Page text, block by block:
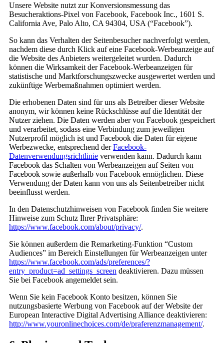
Unsere Website nutzt zur Konversionsmessung das
Besucheraktions-Pixel von Facebook, Facebook Inc., 1601 S.
California Ave, Palo Alto, CA 94304, USA (“Facebook”).
So kann das Verhalten der Seitenbesucher nachverfolgt werden,
nachdem diese durch Klick auf eine Facebook-Werbeanzeige auf
die Website des Anbieters weitergeleitet wurden. Dadurch
können die Wirksamkeit der Facebook-Werbeanzeigen für
statistische und Marktforschungszwecke ausgewertet werden und
zukünftige Werbemaßnahmen optimiert werden.
Die erhobenen Daten sind für uns als Betreiber dieser Website
anonym, wir können keine Rückschlüsse auf die Identität der
Nutzer ziehen. Die Daten werden aber von Facebook gespeichert
und verarbeitet, sodass eine Verbindung zum jeweiligen
Nutzerprofil möglich ist und Facebook die Daten für eigene
Werbezwecke, entsprechend derFacebook-
Datenverwendungsrichtlinie verwenden kann. Dadurch kann
Facebook das Schalten von Werbeanzeigen auf Seiten von
Facebook sowie außerhalb von Facebook ermöglichen. Diese
Verwendung der Daten kann von uns als Seitenbetreiber nicht
beeinflusst werden.
In den Datenschutzhinweisen von Facebook finden Sie weitere
Hinweise zum Schutz Ihrer Privatsphäre:
https://www.facebook.com/about/privacy/.
Sie können außerdem die Remarketing-Funktion “Custom
Audiences” im Bereich Einstellungen für Werbeanzeigen unter
https://www.facebook.com/ads/preferences/?
entry_product=ad_settings_screen deaktivieren. Dazu müssen
Sie bei Facebook angemeldet sein.
Wenn Sie kein Facebook Konto besitzen, können Sie
nutzungsbasierte Werbung von Facebook auf der Website der
European Interactive Digital Advertising Alliance deaktivieren:
http://www.youronlinechoices.com/de/praferenzmanagement/.